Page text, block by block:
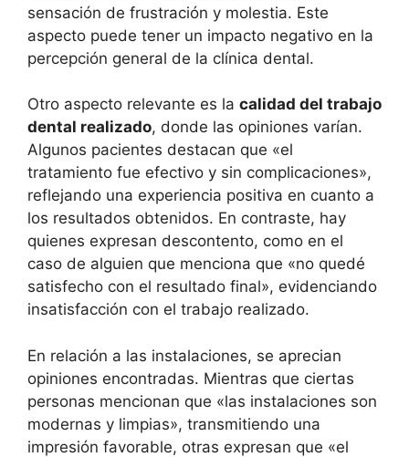
sensación de frustración y molestia. Este
aspecto puede tener un impacto negativo en la
percepción general de la clínica dental.
Otro aspecto relevante es la calidad del trabajo
dental realizado, donde las opiniones varían.
Algunos pacientes destacan que «el
tratamiento fue efectivo y sin complicaciones»,
reflejando una experiencia positiva en cuanto a
los resultados obtenidos. En contraste, hay
quienes expresan descontento, como en el
caso de alguien que menciona que «no quedé
satisfecho con el resultado final», evidenciando
insatisfacción con el trabajo realizado.
En relación a las instalaciones, se aprecian
opiniones encontradas. Mientras que ciertas
personas mencionan que «las instalaciones son
modernas y limpias», transmitiendo una
impresión favorable, otras expresan que «el